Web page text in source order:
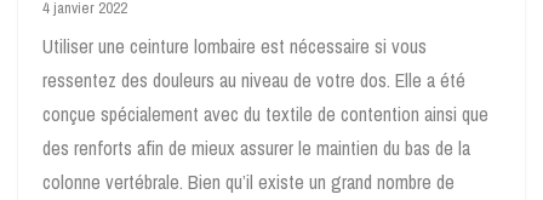
4 janvier 2022
Utiliser une ceinture lombaire est nécessaire si vous
ressentez des douleurs au niveau de votre dos. Elle a été
conçue spécialement avec du textile de contention ainsi que
des renforts afin de mieux assurer le maintien du bas de la
colonne vertébrale. Bien qu’il existe un grand nombre de